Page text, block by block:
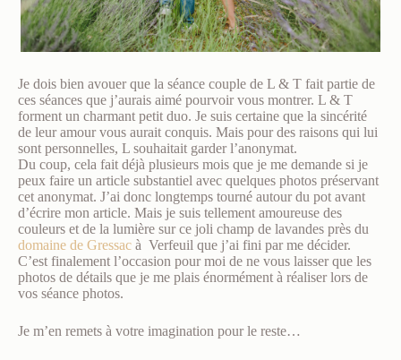
Je dois bien avouer que la séance couple de L & T fait partie de
ces séances que j’aurais aimé pourvoir vous montrer. L & T
forment un charmant petit duo. Je suis certaine que la sincérité
de leur amour vous aurait conquis. Mais pour des raisons qui lui
sont personnelles, L souhaitait garder l’anonymat.
Du coup, cela fait déjà plusieurs mois que je me demande si je
peux faire un article substantiel avec quelques photos préservant
cet anonymat. J’ai donc longtemps tourné autour du pot avant
d’écrire mon article. Mais je suis tellement amoureuse des
couleurs et de la lumière sur ce joli champ de lavandes près du
domaine de Gressac à Verfeuil que j’ai fini par me décider.
C’est finalement l’occasion pour moi de ne vous laisser que les
photos de détails que je me plais énormément à réaliser lors de
vos séance photos.
Je m’en remets à votre imagination pour le reste…